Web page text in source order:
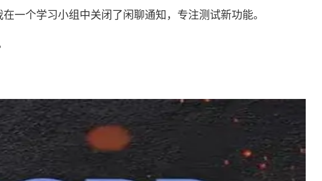
一个学习小组中关闭了闲聊通知，专注测试新功能。